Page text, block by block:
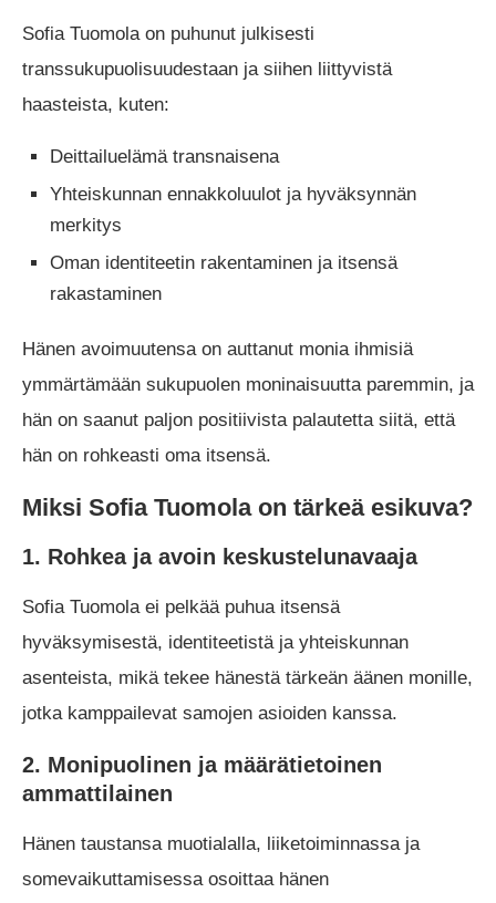
Sofia Tuomola on puhunut julkisesti
transsukupuolisuudestaan ja siihen liittyvistä
haasteista, kuten:
Deittailuelämä transnaisena
Yhteiskunnan ennakkoluulot ja hyväksynnän
merkitys
Oman identiteetin rakentaminen ja itsensä
rakastaminen
Hänen avoimuutensa on auttanut monia ihmisiä
ymmärtämään sukupuolen moninaisuutta paremmin, ja
hän on saanut paljon positiivista palautetta siitä, että
hän on rohkeasti oma itsensä.
Miksi Sofia Tuomola on tärkeä esikuva?
1. Rohkea ja avoin keskustelunavaaja
Sofia Tuomola ei pelkää puhua itsensä
hyväksymisestä, identiteetistä ja yhteiskunnan
asenteista, mikä tekee hänestä tärkeän äänen monille,
jotka kamppailevat samojen asioiden kanssa.
2. Monipuolinen ja määrätietoinen
ammattilainen
Hänen taustansa muotialalla, liiketoiminnassa ja
somevaikuttamisessa osoittaa hänen